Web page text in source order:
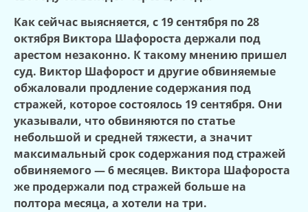
Как сейчас выясняется, с 19 сентября по 28
октября Виктора Шафороста держали под
арестом незаконно. К такому мнению пришел
суд. Виктор Шафорост и другие обвиняемые
обжаловали продление содержания под
стражей, которое состоялось 19 сентября. Они
указывали, что обвиняются по статье
небольшой и средней тяжести, а значит
максимальный срок содержания под стражей
обвиняемого — 6 месяцев. Виктора Шафороста
же продержали под стражей больше на
полтора месяца, а хотели на три.